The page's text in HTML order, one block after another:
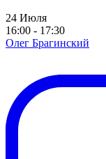
24 Июля
16:00 - 17:30
Олег Брагинский